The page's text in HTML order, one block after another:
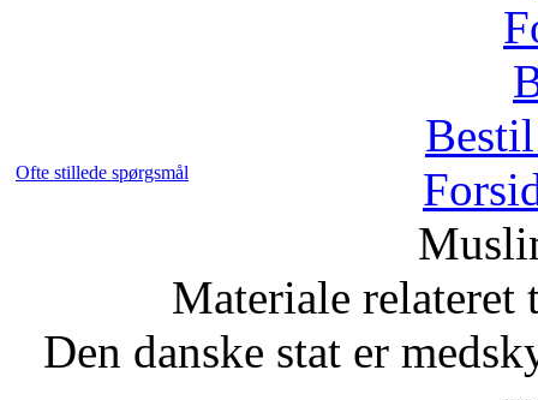
Ofte stillede spørgsmål
Materiale
Den danske stat er